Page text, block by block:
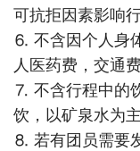
可抗拒因素影响
⒍ 不含因个人身
人医药费，交通费
⒎ 不含行程中的
饮，以矿泉水为主
⒏ 若有团员需要